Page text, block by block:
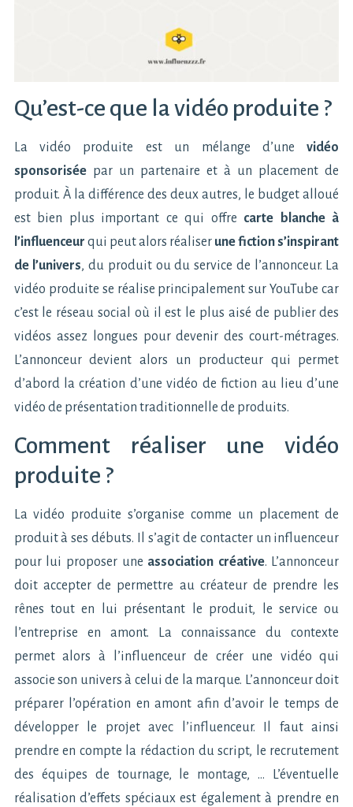
Qu’est-ce que la vidéo produite ?
La vidéo produite est un mélange d’unevidéo
sponsoriséepar un partenaire et à un placement de
produit. À la différence des deux autres, le budget alloué
est bien plus important ce qui offre carte blanche à
l’influenceur qui peut alors réaliser une fiction s’inspirant
de l’univers, du produit ou du service de l’annonceur. La
vidéo produite se réalise principalement sur YouTube car
c’est le réseau social où il est le plus aisé de publier des
vidéos assez longues pour devenir des court-métrages.
L’annonceur devient alors un producteur qui permet
d’abord la création d’une vidéo de fiction au lieu d’une
vidéo de présentation traditionnelle de produits.
Comment réaliser une vidéo
produite ?
La vidéo produite s’organise comme un placement de
produit à ses débuts. Il s’agit de contacter un influenceur
pour lui proposer une association créative. L’annonceur
doit accepter de permettre au créateur de prendre les
rênes tout en lui présentant le produit, le service ou
l’entreprise en amont. La connaissance du contexte
permet alors à l’influenceur de créer une vidéo qui
associe son univers à celui de la marque. L’annonceur doit
préparer l’opération en amont afin d’avoir le temps de
développer le projet avec l’influenceur. Il faut ainsi
prendre en compte la rédaction du script, le recrutement
des équipes de tournage, le montage, … L’éventuelle
réalisation d’effets spéciaux est également à prendre en